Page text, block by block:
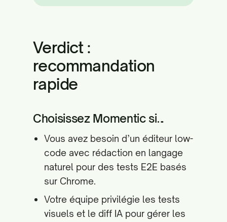
Verdict :
recommandation
rapide
Choisissez Momentic si…
Vous avez besoin d’un éditeur low-
code avec rédaction en langage
naturel pour des tests E2E basés
sur Chrome.
Votre équipe privilégie les tests
visuels et le diff IA pour gérer les